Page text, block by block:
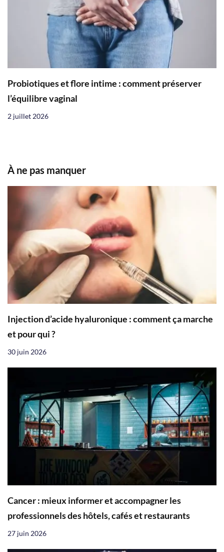
Probiotiques et flore intime : comment préserver
l’équilibre vaginal
2 juillet 2026
À ne pas manquer
Injection d’acide hyaluronique : comment ça marche
et pour qui ?
30 juin 2026
Cancer : mieux informer et accompagner les
professionnels des hôtels, cafés et restaurants
27 juin 2026